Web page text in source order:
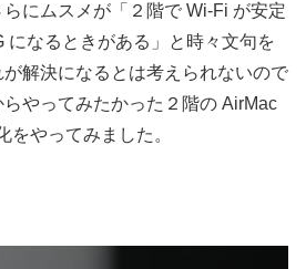
らにムスメが「２階で Wi-Fi が安定
になるときがある」と時々文句を
解決になるとは考えられないので
やってみたかった２階の AirMac
をやってみました。